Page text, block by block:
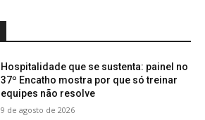
Hospitalidade que se sustenta: painel no
37º Encatho mostra por que só treinar
equipes não resolve
9 de agosto de 2026